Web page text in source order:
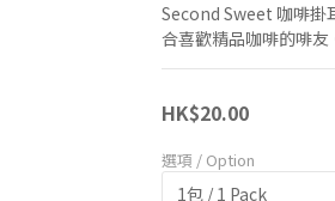
Second Sweet 咖啡掛
合喜歡精品咖啡的啡友
HK$20.00
選項 / Option